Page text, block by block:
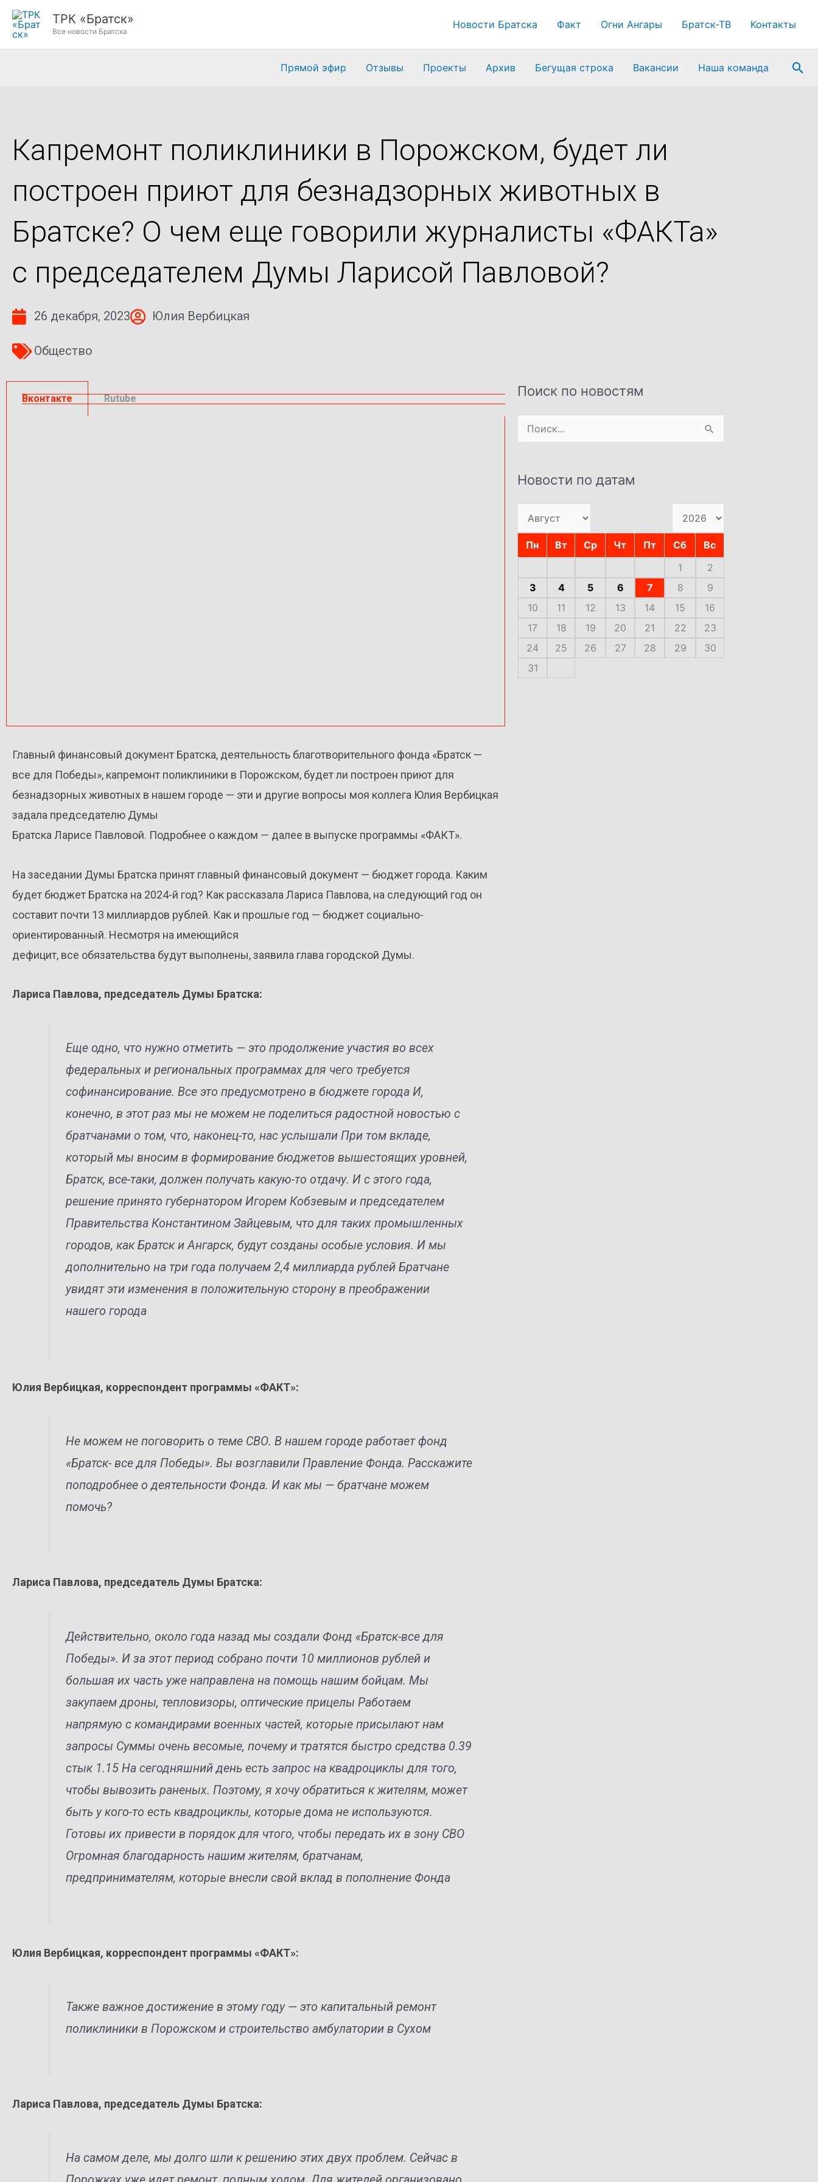
Перейти
ТРК «Братск»
Все новости Братска
Новости Братска Факт Огни Ангары Братск-ТВ Контакты
Прямой эфир Отзывы Проекты Архив Бегущая строка Вакансии Наша команда
Капремонт поликлиники в Порожском, будет ли
построен приют для безнадзорных животных в
Братске? О чем еще говорили журналисты «ФАКТа»
с председателем Думы Ларисой Павловой?
26 декабря, 2023 Юлия Вербицкая
Общество
Вконтакте Rutube
Главный финансовый документ Братска, деятельность благотворительного фонда «Братск —
все для Победы», капремонт поликлиники в Порожском, будет ли построен приют для
безнадзорных животных в нашем городе — эти и другие вопросы моя коллега Юлия Вербицкая
задала председателю Думы
Братска Ларисе Павловой. Подробнее о каждом — далее в выпуске программы «ФАКТ».
На заседании Думы Братска принят главный финансовый документ — бюджет города. Каким
будет бюджет Братска на 2024-й год? Как рассказала Лариса Павлова, на следующий год он
составит почти 13 миллиардов рублей. Как и прошлые год — бюджет социально-
ориентированный. Несмотря на имеющийся
дефицит, все обязательства будут выполнены, заявила глава городской Думы.
Лариса Павлова, председатель Думы Братска:
Еще одно, что нужно отметить — это продолжение участия во всех
федеральных и региональных программах для чего требуется
софинансирование. Все это предусмотрено в бюджете города И,
конечно, в этот раз мы не можем не поделиться радостной новостью с
братчанами о том, что, наконец-то, нас услышали При том вкладе,
который мы вносим в формирование бюджетов вышестоящих уровней,
Братск, все-таки, должен получать какую-то отдачу. И с этого года,
решение принято губернатором Игорем Кобзевым и председателем
Правительства Константином Зайцевым, что для таких промышленных
городов, как Братск и Ангарск, будут созданы особые условия. И мы
дополнительно на три года получаем 2,4 миллиарда рублей Братчане
увидят эти изменения в положительную сторону в преображении
нашего города
Юлия Вербицкая, корреспондент программы «ФАКТ»:
Не можем не поговорить о теме СВО. В нашем городе работает фонд
«Братск- все для Победы». Вы возглавили Правление Фонда. Расскажите
поподробнее о деятельности Фонда. И как мы — братчане можем
помочь?
Лариса Павлова, председатель Думы Братска:
Действительно, около года назад мы создали Фонд «Братск-все для
Победы». И за этот период собрано почти 10 миллионов рублей и
большая их часть уже направлена на помощь нашим бойцам. Мы
закупаем дроны, тепловизоры, оптические прицелы Работаем
напрямую с командирами военных частей, которые присылают нам
запросы Суммы очень весомые, почему и тратятся быстро средства 0.39
стык 1.15 На сегодняшний день есть запрос на квадроциклы для того,
чтобы вывозить раненых. Поэтому, я хочу обратиться к жителям, может
быть у кого-то есть квадроциклы, которые дома не используются.
Готовы их привести в порядок для чтого, чтобы передать их в зону СВО
Огромная благодарность нашим жителям, братчанам,
предпринимателям, которые внесли свой вклад в пополнение Фонда
Юлия Вербицкая, корреспондент программы «ФАКТ»:
Также важное достижение в этому году — это капитальный ремонт
поликлиники в Порожском и строительство амбулатории в Сухом
Лариса Павлова, председатель Думы Братска:
На самом деле, мы долго шли к решению этих двух проблем. Сейчас в
Поиск по новостям
Поиск:
Новости по датам
Пн Вт Ср Чт Пт Сб
Вс
1
2
3
4 5 6 7 8
9
10
11 12 13 14 15
16
17
18 19 20 21 22
23
24
25 26 27 28 29
30
31